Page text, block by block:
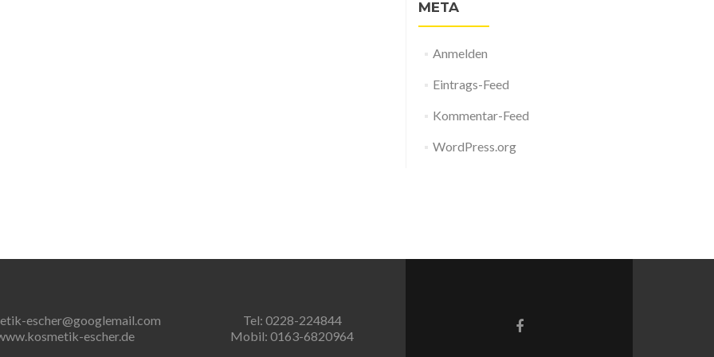
META
Anmelden
Eintrags-Feed
Kommentar-Feed
WordPress.org
escher@googlemail.com
escher.de
Tel: 0228-224844
Mobil: 0163-6820964
Facebook-